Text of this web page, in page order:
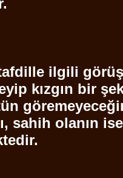
ilgili
kızgın bir
sahih olanın